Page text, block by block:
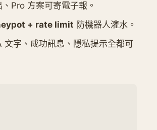
Pro 方案可寄電子報。
+ rate limit 防機器人灌水。
文字、成功訊息、隱私提示全都可